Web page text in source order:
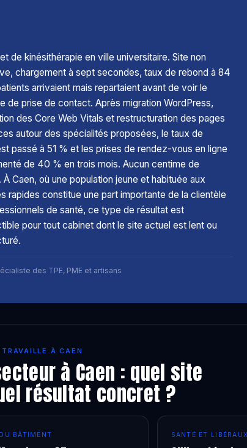
de kinésithérapie en ville universitaire. Site non
chargement à sept secondes, taux de rebond à 84
arrivaient mais repartaient avant de voir le
de prise de contact. Après migration WordPress,
des Core Web Vitals et restructuration des pages
autour des spécialités proposées, le taux de
passé à 51 % et les prises de rendez-vous en ligne
de 40 % en trois mois. Aucun centime de
Caen, où une population jeune et habituée aux
rapides constitue une part importante de la clientèle
de santé, ce type de résultat est
pour tout cabinet dont le site actuel est lent ou
des TPE, PME et artisans
À CAEN
à Caen : quel site
résultat concret ?
BÂTIMENT SANTÉ ET LIBÉRAUX